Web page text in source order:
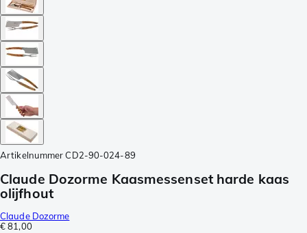
Artikelnummer CD2-90-024-89
Claude Dozorme Kaasmessenset harde kaas
olijfhout
Claude Dozorme
€ 81,00